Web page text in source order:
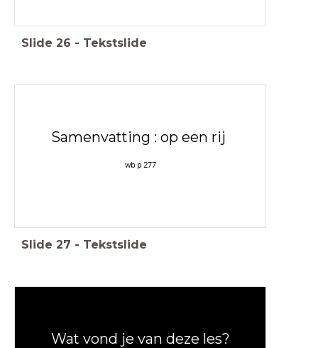
Slide 26 - Tekstslide
Samenvatting : op een rij
wb p 277
Slide 27 - Tekstslide
Wat vond je van deze les?